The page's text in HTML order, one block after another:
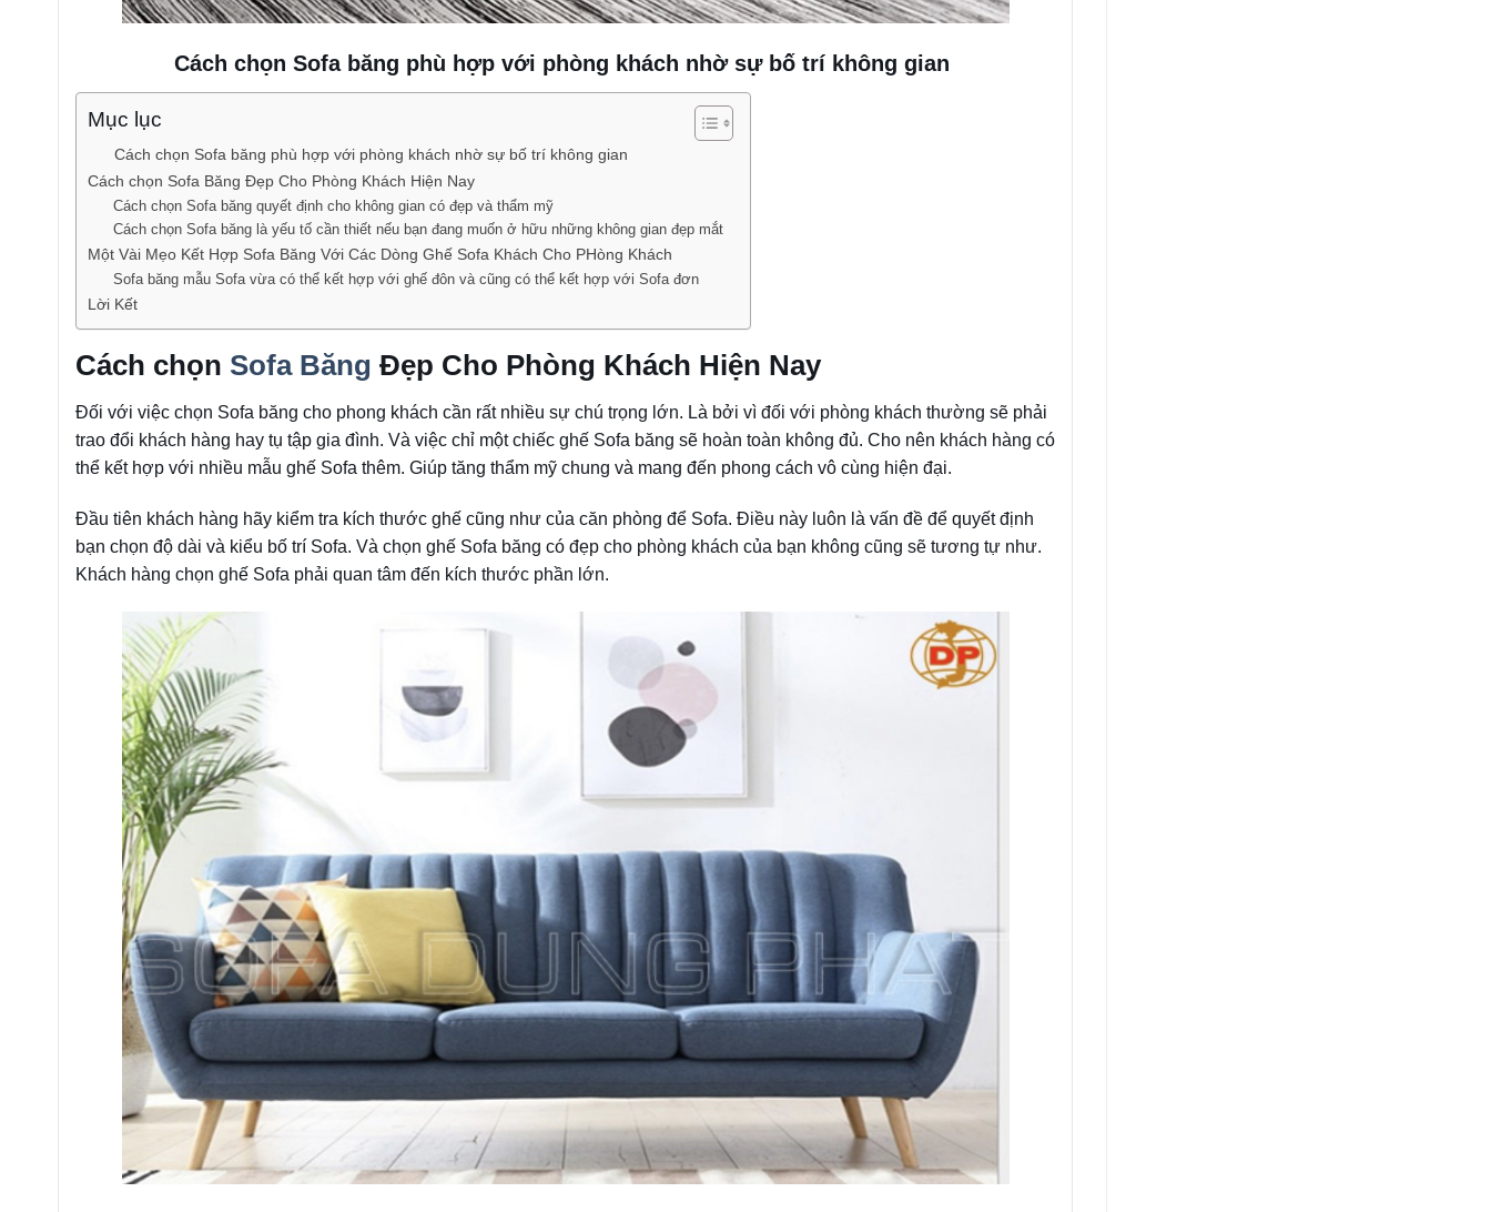
Cách chọn Sofa băng phù hợp với phòng khách nhờ sự bố trí không gian
Mục lục
Cách chọn Sofa băng phù hợp với phòng khách nhờ sự bố trí không gian
Cách chọn Sofa Băng Đẹp Cho Phòng Khách Hiện Nay
Cách chọn Sofa băng quyết định cho không gian có đẹp và thẩm mỹ
Cách chọn Sofa băng là yếu tố cần thiết nếu bạn đang muốn ở hữu những không gian đẹp mắt
Một Vài Mẹo Kết Hợp Sofa Băng Với Các Dòng Ghế Sofa Khách Cho PHòng Khách
Sofa băng mẫu Sofa vừa có thể kết hợp với ghế đôn và cũng có thể kết hợp với Sofa đơn
Lời Kết
Cách chọn Sofa Băng Đẹp Cho Phòng Khách Hiện Nay
Đối với việc chọn Sofa băng cho phong khách cần rất nhiều sự chú trọng lớn. Là bởi vì đối với phòng khách thường sẽ phải
trao đổi khách hàng hay tụ tập gia đình. Và việc chỉ một chiếc ghế Sofa băng sẽ hoàn toàn không đủ. Cho nên khách hàng có
thể kết hợp với nhiều mẫu ghế Sofa thêm. Giúp tăng thẩm mỹ chung và mang đến phong cách vô cùng hiện đại.
Đầu tiên khách hàng hãy kiểm tra kích thước ghế cũng như của căn phòng để Sofa. Điều này luôn là vấn đề để quyết định
bạn chọn độ dài và kiểu bố trí Sofa. Và chọn ghế Sofa băng có đẹp cho phòng khách của bạn không cũng sẽ tương tự như.
Khách hàng chọn ghế Sofa phải quan tâm đến kích thước phần lớn.